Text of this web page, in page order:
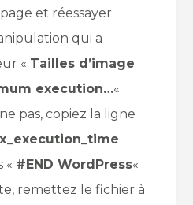
et réessayer
qui a
« Tailles d’image
execution…«
pas, copiez la ligne
« #END WordPress« .
remettez le fichier à